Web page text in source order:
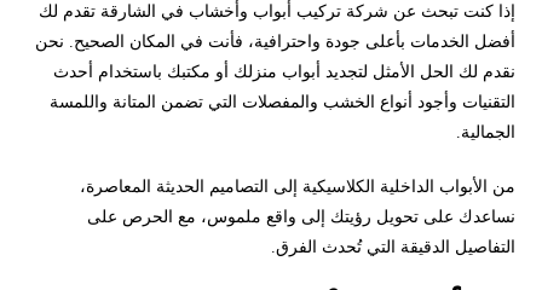
إذا كنت تبحث عن شركة تركيب أبواب وأخشاب في الشارقة تقدم لك
أفضل الخدمات بأعلى جودة واحترافية، فأنت في المكان الصحيح. نحن
نقدم لك الحل الأمثل لتجديد أبواب منزلك أو مكتبك باستخدام أحدث
التقنيات وأجود أنواع الخشب والمفصلات التي تضمن المتانة واللمسة
الجمالية.
من الأبواب الداخلية الكلاسيكية إلى التصاميم الحديثة المعاصرة،
نساعدك على تحويل رؤيتك إلى واقع ملموس، مع الحرص على
التفاصيل الدقيقة التي تُحدث الفرق.